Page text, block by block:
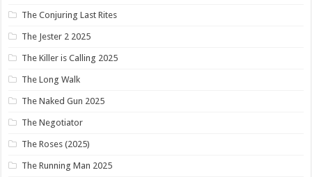
The Conjuring Last Rites
The Jester 2 2025
The Killer is Calling 2025
The Long Walk
The Naked Gun 2025
The Negotiator
The Roses (2025)
The Running Man 2025